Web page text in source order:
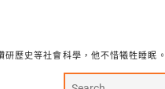
歷史等社會科學，他不惜犧牲睡眠。